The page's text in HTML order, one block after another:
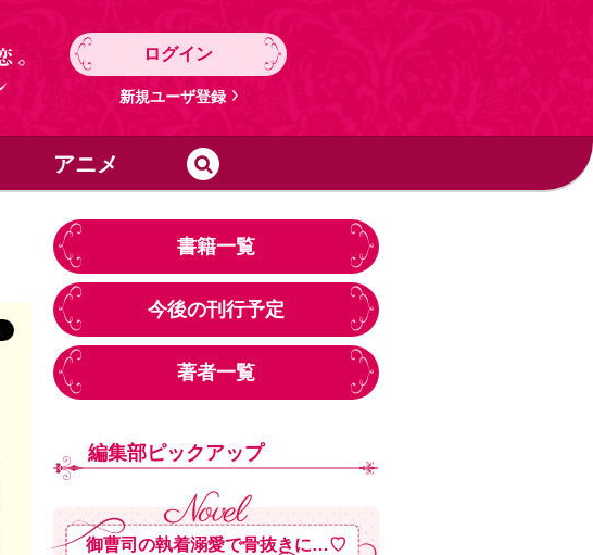
ログイン
新規ユーザ登録
アニメ
書籍一覧
今後の刊行予定
著者一覧
編集部ピックアップ
御曹司の執着溺愛で骨抜きに…♡